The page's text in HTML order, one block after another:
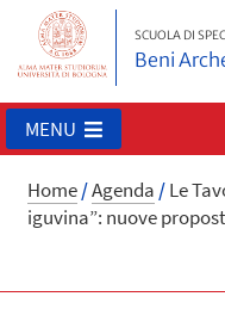
SCUOLA DI
Beni
MENU
Home/Agenda /Le
iguvina”: nuove